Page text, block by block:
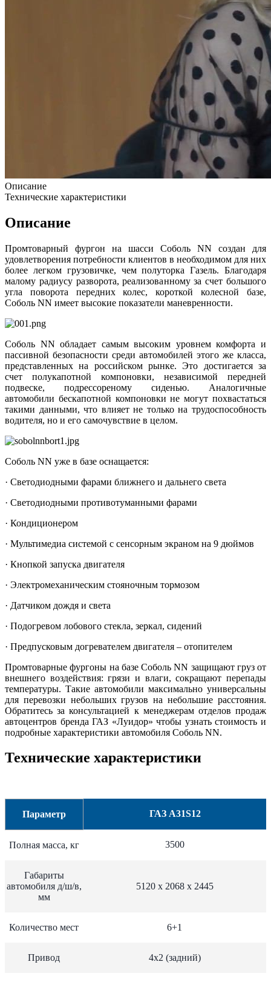
Описание
Технические характеристики
Описание
Промтоварный фургон на шасси Соболь NN создан для
удовлетворения потребности клиентов в необходимом для них
более легком грузовичке, чем полуторка Газель. Благодаря
малому радиусу разворота, реализованному за счет большого
угла поворота передних колес, короткой колесной базе,
Соболь NN имеет высокие показатели маневренности.
Соболь NN обладает самым высоким уровнем комфорта и
пассивной безопасности среди автомобилей этого же класса,
представленных на российском рынке. Это достигается за
счет полукапотной компоновки, независимой передней
подвеске, подрессореному сиденью. Аналогичные
автомобили бескапотной компоновки не могут похвастаться
такими данными, что влияет не только на трудоспособность
водителя, но и его самочувствие в целом.
Соболь NN уже в базе оснащается:
· Светодиодными фарами ближнего и дальнего света
· Светодиодными противотуманными фарами
· Кондиционером
· Мультимедиа системой с сенсорным экраном на 9 дюймов
· Кнопкой запуска двигателя
· Электромеханическим стояночным тормозом
· Датчиком дождя и света
· Подогревом лобового стекла, зеркал, сидений
· Предпусковым догревателем двигателя – отопителем
Промтоварные фургоны на базе Соболь NN защищают груз от
внешнего воздействия: грязи и влаги, сокращают перепады
температуры. Такие автомобили максимально универсальны
для перевозки небольших грузов на небольшие расстояния.
Обратитесь за консультацией к менеджерам отделов продаж
автоцентров бренда ГАЗ «Луидор» чтобы узнать стоимость и
подробные характеристики автомобиля Соболь NN.
Технические характеристики
Параметр ГАЗ А31S12
Полная масса, кг 3500
Габариты
автомобиля д/ш/в,
мм
5120 х 2068 х 2445
Количество мест 6+1
Привод 4х2 (задний)